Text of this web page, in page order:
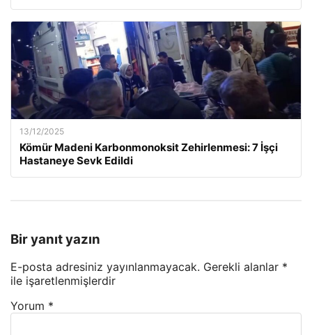
13/12/2025
Kömür Madeni Karbonmonoksit Zehirlenmesi: 7 İşçi
Hastaneye Sevk Edildi
Bir yanıt yazın
E-posta adresiniz yayınlanmayacak. Gerekli alanlar *
ile işaretlenmişlerdir
Yorum *